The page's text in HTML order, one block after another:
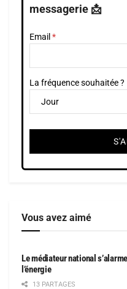
messagerie 📩
Email
La fréquence souhaitée ?
Vous avez aimé
Le médiateur national
l’énergie
13 PARTAGES